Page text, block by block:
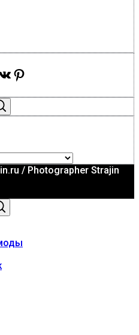
Pinterest
/ Photographer Strajin